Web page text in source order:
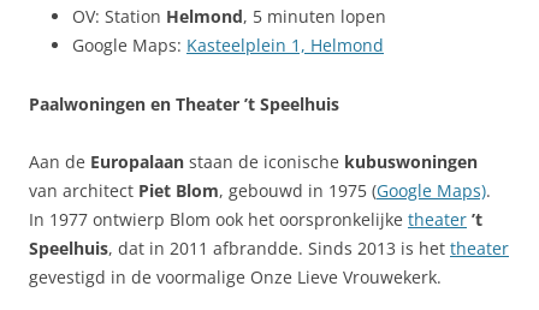
OV: Station Helmond, 5 minuten lopen
Google Maps: Kasteelplein 1, Helmond
Paalwoningen en Theater ’t Speelhuis
Aan de Europalaan staan de iconische kubuswoningen
van architect Piet Blom, gebouwd in 1975 (Google Maps).
In 1977 ontwierp Blom ook het oorspronkelijke theater ’t
Speelhuis, dat in 2011 afbrandde. Sinds 2013 is het theater
gevestigd in de voormalige Onze Lieve Vrouwekerk.